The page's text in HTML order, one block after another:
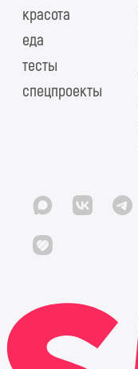
красота
еда
тесты
спецпроекты